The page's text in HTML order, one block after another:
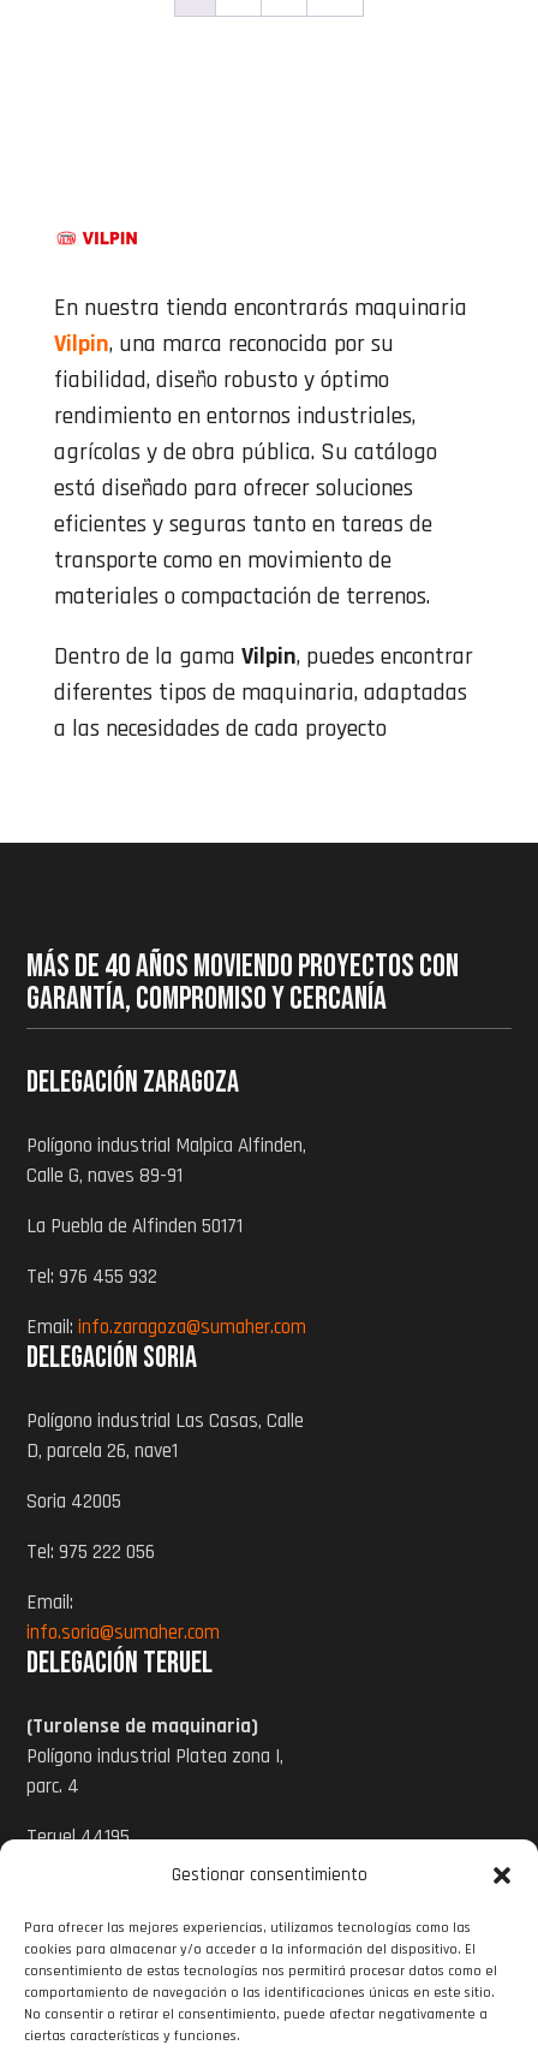
Gestionar consentimiento
Para ofrecer las mejores experiencias, utilizamos tecnologías como las
cookies para almacenar y/o acceder a la información del dispositivo. El
consentimiento de estas tecnologías nos permitirá procesar datos como el
comportamiento de navegación o las identificaciones únicas en este sitio.
No consentir o retirar el consentimiento, puede afectar negativamente a
ciertas características y funciones.
En nuestra tienda encontrarás maquinaria
Vilpin, una marca reconocida por su
fiabilidad, diseño robusto y óptimo
rendimiento en entornos industriales,
agrícolas y de obra pública. Su catálogo
está diseñado para ofrecer soluciones
eficientes y seguras tanto en tareas de
transporte como en movimiento de
materiales o compactación de terrenos.
Dentro de la gama Vilpin, puedes encontrar
diferentes tipos de maquinaria, adaptadas
a las necesidades de cada proyecto
MÁS DE 40 AÑOS MOVIENDO PROYECTOS CON
GARANTÍA, COMPROMISO Y CERCANÍA
Delegación zaragoza
Polígono industrial Malpica Alfinden,
Calle G, naves 89-91
La Puebla de Alfinden 50171
Tel: 976 455 932
Email:info.zaragoza@sumaher.com
Delegación Soria
Polígono industrial Las Casas, Calle
D, parcela 26, nave1
Soria 42005
Tel: 975 222 056
Email:
info.soria@sumaher.com
Delegación Teruel
(Turolense de maquinaria)
Polígono industrial Platea zona I,
parc. 4
Teruel 44195
Email:
info@turolensedemaquinaria.com
www.turolensedemaquinaria.com
